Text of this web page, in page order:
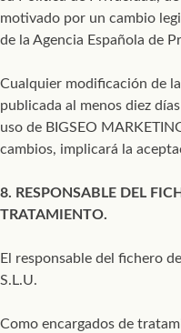
motivado por un cambio
de la Agencia Española de
Cualquier modificación de
publicada al menos diez
uso de BIGSEO
cambios, implicará la
8. RESPONSABLE DEL
TRATAMIENTO.
El responsable del fichero
S.L.U.
Como encargados de